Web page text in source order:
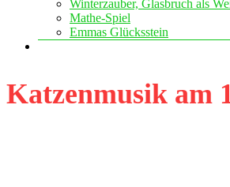
Winterzauber, Glasbruch als
Mathe-Spiel
Emmas Glücksstein
Katzenmusik am